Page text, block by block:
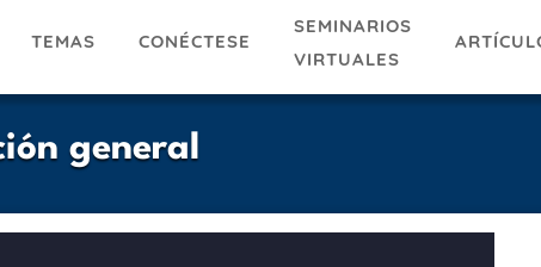
TEMAS CONÉCTESE
SEMINARIOS
VIRTUALES
general